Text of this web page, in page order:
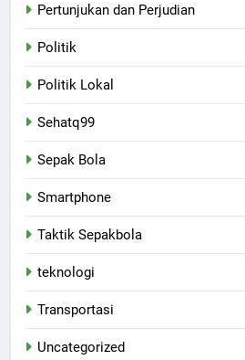
Pertunjukan dan Perjudian
Politik
Politik Lokal
Sehatq99
Sepak Bola
Smartphone
Taktik Sepakbola
teknologi
Transportasi
Uncategorized